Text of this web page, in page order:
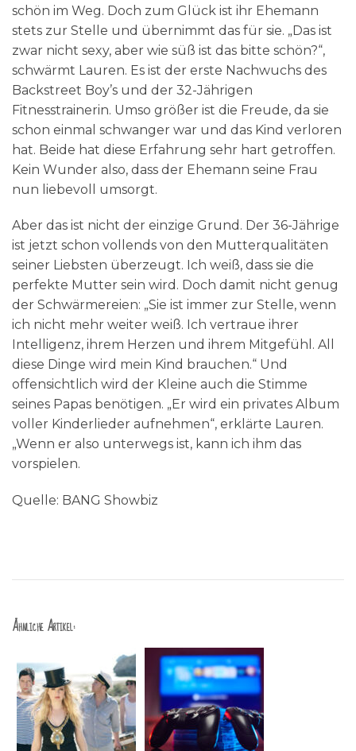
schön im Weg. Doch zum Glück ist ihr Ehemann
stets zur Stelle und übernimmt das für sie. „Das ist
zwar nicht sexy, aber wie süß ist das bitte schön?“,
schwärmt Lauren. Es ist der erste Nachwuchs des
Backstreet Boy’s und der 32-Jährigen
Fitnesstrainerin. Umso größer ist die Freude, da sie
schon einmal schwanger war und das Kind verloren
hat. Beide hat diese Erfahrung sehr hart getroffen.
Kein Wunder also, dass der Ehemann seine Frau
nun liebevoll umsorgt.
Aber das ist nicht der einzige Grund. Der 36-Jährige
ist jetzt schon vollends von den Mutterqualitäten
seiner Liebsten überzeugt. Ich weiß, dass sie die
perfekte Mutter sein wird. Doch damit nicht genug
der Schwärmereien: „Sie ist immer zur Stelle, wenn
ich nicht mehr weiter weiß. Ich vertraue ihrer
Intelligenz, ihrem Herzen und ihrem Mitgefühl. All
diese Dinge wird mein Kind brauchen.“ Und
offensichtlich wird der Kleine auch die Stimme
seines Papas benötigen. „Er wird ein privates Album
voller Kinderlieder aufnehmen“, erklärte Lauren.
„Wenn er also unterwegs ist, kann ich ihm das
vorspielen.
Quelle: BANG Showbiz
Ähnliche Artikel: